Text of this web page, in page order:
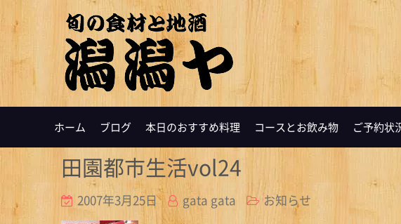
ホーム ブログ 本日のおすすめ料理 コースとお飲み物 ご予約状
田園都市生活vol24
2007年3月25日 gata gata お知らせ